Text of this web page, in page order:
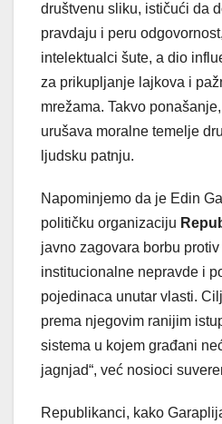
društvenu sliku, ističući da
pravdaju i peru
intelektualci šute, a dio
za prikupljanje lajkova i
mrežama. Takvo
urušava moralne temelje
ljudsku patnju.
Napominjemo da je Edin
političku organizaciju
javno zagovara borbu
institucionalne nepravde i
pojedinaca unutar vlasti.
prema njegovim ranijim
sistema u kojem građani
jagnjad“, već nosioci
Republikanci, kako